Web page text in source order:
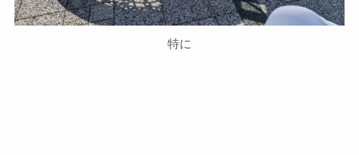
特に